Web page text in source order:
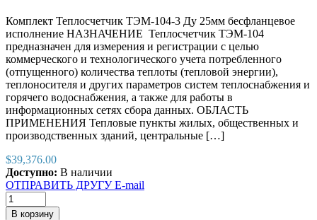
Комплект Теплосчетчик ТЭМ-104-3 Ду 25мм бесфланцевое
исполнение НАЗНАЧЕНИЕ Теплосчетчик ТЭМ-104
предназначен для измерения и регистрации с целью
коммерческого и технологического учета потребленного
(отпущенного) количества теплоты (тепловой энергии),
теплоносителя и других параметров систем теплоснабжения и
горячего водоснабжения, а также для работы в
информационных сетях сбора данных. ОБЛАСТЬ
ПРИМЕНЕНИЯ Тепловые пункты жилых, общественных и
производственных зданий, центральные […]
$39,376.00
Доступно: В наличии
ОТПРАВИТЬ ДРУГУ E-mail
В корзину